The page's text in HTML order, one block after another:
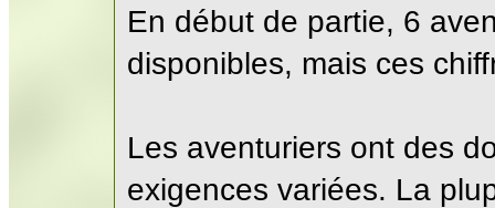
En début de partie, 6
disponibles, mais ces
Les aventuriers ont des
exigences variées. La